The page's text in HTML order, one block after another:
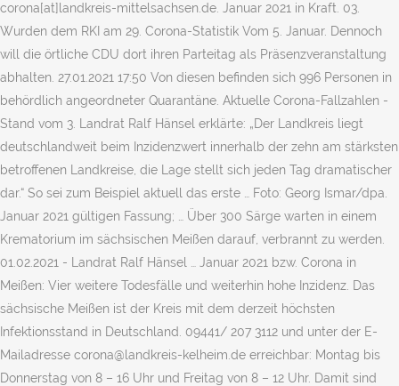
corona[at]landkreis-mittelsachsen.de. Januar 2021 in Kraft. 03.
Wurden dem RKI am 29. Corona-Statistik Vom 5. Januar. Dennoch
will die örtliche CDU dort ihren Parteitag als Präsenzveranstaltung
abhalten. 27.01.2021 17:50 Von diesen befinden sich 996 Personen in
behördlich angeordneter Quarantäne. Aktuelle Corona-Fallzahlen -
Stand vom 3. Landrat Ralf Hänsel erklärte: „Der Landkreis liegt
deutschlandweit beim Inzidenzwert innerhalb der zehn am stärksten
betroffenen Landkreise, die Lage stellt sich jeden Tag dramatischer
dar.“ So sei zum Beispiel aktuell das erste … Foto: Georg Ismar/dpa.
Januar 2021 gültigen Fassung; … Über 300 Särge warten in einem
Krematorium im sächsischen Meißen darauf, verbrannt zu werden.
01.02.2021 - Landrat Ralf Hänsel … Januar 2021 bzw. Corona in
Meißen: Vier weitere Todesfälle und weiterhin hohe Inzidenz. Das
sächsische Meißen ist der Kreis mit dem derzeit höchsten
Infektionsstand in Deutschland. 09441/ 207 3112 und unter der E-
Mailadresse corona@landkreis-kelheim.de erreichbar: Montag bis
Donnerstag von 8 – 16 Uhr und Freitag von 8 – 12 Uhr. Damit sind